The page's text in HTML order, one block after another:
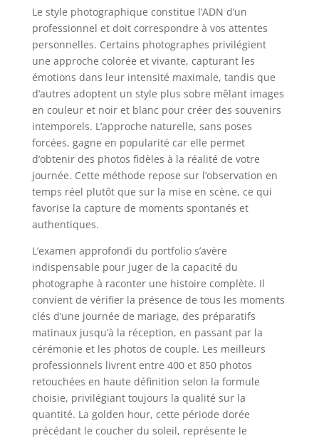
Le style photographique constitue l’ADN d’un
professionnel et doit correspondre à vos attentes
personnelles. Certains photographes privilégient
une approche colorée et vivante, capturant les
émotions dans leur intensité maximale, tandis que
d’autres adoptent un style plus sobre mêlant images
en couleur et noir et blanc pour créer des souvenirs
intemporels. L’approche naturelle, sans poses
forcées, gagne en popularité car elle permet
d’obtenir des photos fidèles à la réalité de votre
journée. Cette méthode repose sur l’observation en
temps réel plutôt que sur la mise en scène, ce qui
favorise la capture de moments spontanés et
authentiques.
L’examen approfondi du portfolio s’avère
indispensable pour juger de la capacité du
photographe à raconter une histoire complète. Il
convient de vérifier la présence de tous les moments
clés d’une journée de mariage, des préparatifs
matinaux jusqu’à la réception, en passant par la
cérémonie et les photos de couple. Les meilleurs
professionnels livrent entre 400 et 850 photos
retouchées en haute définition selon la formule
choisie, privilégiant toujours la qualité sur la
quantité. La golden hour, cette période dorée
précédant le coucher du soleil, représente le